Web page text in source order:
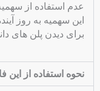
عدم استفاده از
این سهمیه به روز
برای دیدن پلن های
نحوه استفاده از